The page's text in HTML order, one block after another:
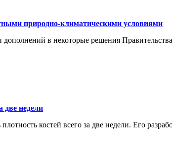
природно-климатическими условиями
в некоторые решения
две недели
костей всего за две недели. Его